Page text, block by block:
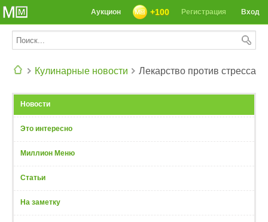
СЕГОДНЯ: 39142 РЕЦЕПТА
Вход
Регистрация
+100
Аукцион
Кулинарные новости Лекарство против стресса
Новости
Это интересно
Миллион Меню
Статьи
На заметку